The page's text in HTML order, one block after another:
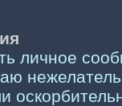
личное